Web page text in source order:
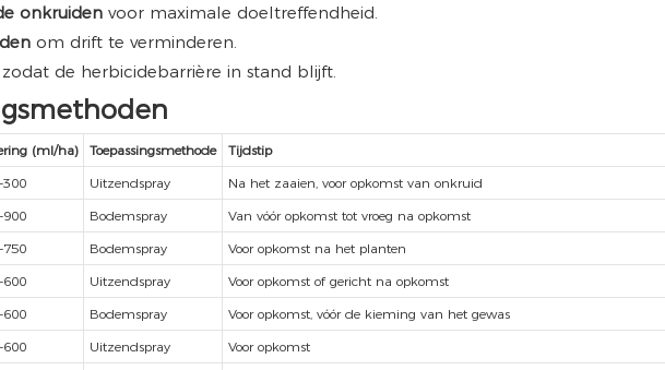
onkruiden voor maximale doeltreffendheid.
om drift te verminderen.
de herbicidebarrière in stand blijft.
(ml/ha) Toepassingsmethode
Tijdstip
Uitzendspray
Na het zaaien, voor opkomst van onkruid
Bodemspray
Van vóór opkomst tot vroeg na opkomst
Bodemspray
Voor opkomst na het planten
Uitzendspray
Voor opkomst of gericht na opkomst
Bodemspray
Voor opkomst, vóór de kieming van het gewas
Uitzendspray
Voor opkomst